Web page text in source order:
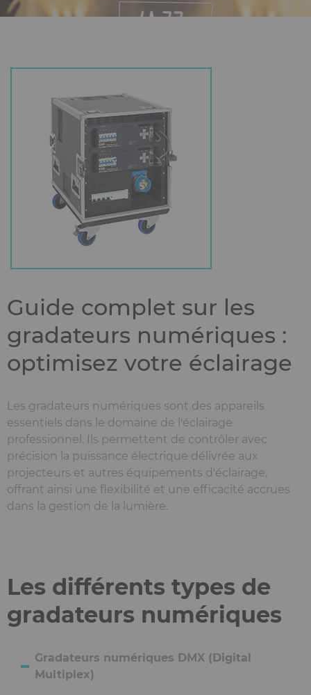
Guide complet sur les
gradateurs numériques :
optimisez votre éclairage
Les gradateurs numériques sont des appareils
essentiels dans le domaine de l'éclairage
professionnel. Ils permettent de contrôler avec
précision la puissance électrique délivrée aux
projecteurs et autres équipements d'éclairage,
offrant ainsi une flexibilité et une efficacité accrues
dans la gestion de la lumière.
Les différents types de
gradateurs numériques
Gradateurs numériques DMX (Digital
Multiplex)